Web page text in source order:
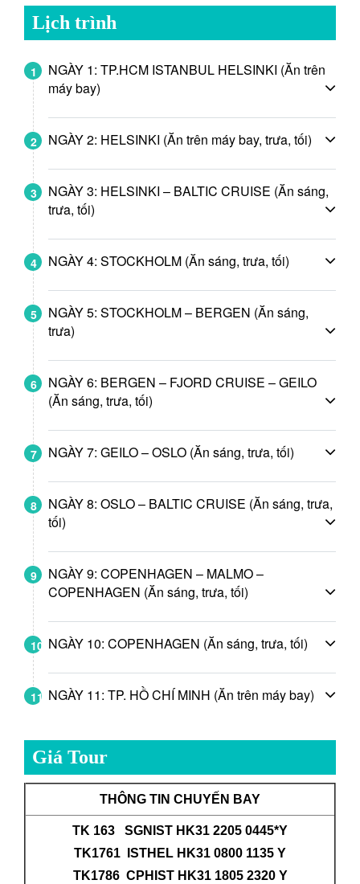
Lịch trình
1
NGÀY 1: TP.HCM ISTANBUL HELSINKI (Ăn trên
máy bay)
2 NGÀY 2: HELSINKI (Ăn trên máy bay, trưa, tối)
3
NGÀY 3: HELSINKI – BALTIC CRUISE (Ăn sáng,
trưa, tối)
4 NGÀY 4: STOCKHOLM (Ăn sáng, trưa, tối)
5
NGÀY 5: STOCKHOLM – BERGEN (Ăn sáng,
trưa)
6
NGÀY 6: BERGEN – FJORD CRUISE – GEILO
(Ăn sáng, trưa, tối)
7 NGÀY 7: GEILO – OSLO (Ăn sáng, trưa, tối)
8
NGÀY 8: OSLO – BALTIC CRUISE (Ăn sáng, trưa,
tối)
9
NGÀY 9: COPENHAGEN – MALMO –
COPENHAGEN (Ăn sáng, trưa, tối)
10 NGÀY 10: COPENHAGEN (Ăn sáng, trưa, tối)
11 NGÀY 11: TP. HỒ CHÍ MINH (Ăn trên máy bay)
Giá Tour
THÔNG TIN CHUYẾN BAY
TK 163 SGNIST HK31 2205 0445*Y
TK1761 ISTHEL HK31 0800 1135 Y
TK1786 CPHIST HK31 1805 2320 Y